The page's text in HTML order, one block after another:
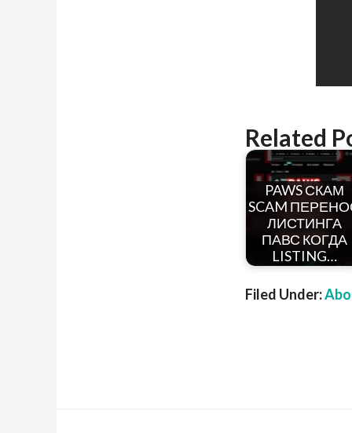
Related
PAWS СКАМ
SCAM
ЛИСТИНГА
ПАВС КОГДА
LISTING…
Filed Under: